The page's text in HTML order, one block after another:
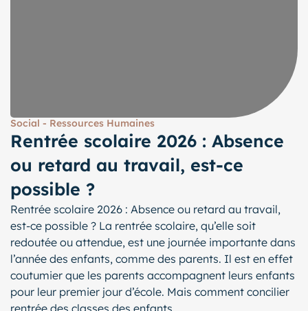
Social - Ressources Humaines
Rentrée scolaire 2026 : Absence
ou retard au travail, est-ce
possible ?
Rentrée scolaire 2026 : Absence ou retard au travail,
est-ce possible ? La rentrée scolaire, qu’elle soit
redoutée ou attendue, est une journée importante dans
l’année des enfants, comme des parents. Il est en effet
coutumier que les parents accompagnent leurs enfants
pour leur premier jour d’école. Mais comment concilier